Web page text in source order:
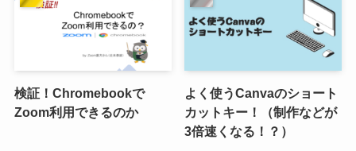
検証！Chromebookで
Zoom利用できるのか
よく使うCanvaのショート
カットキー！（制作などが
3倍速くなる！？）